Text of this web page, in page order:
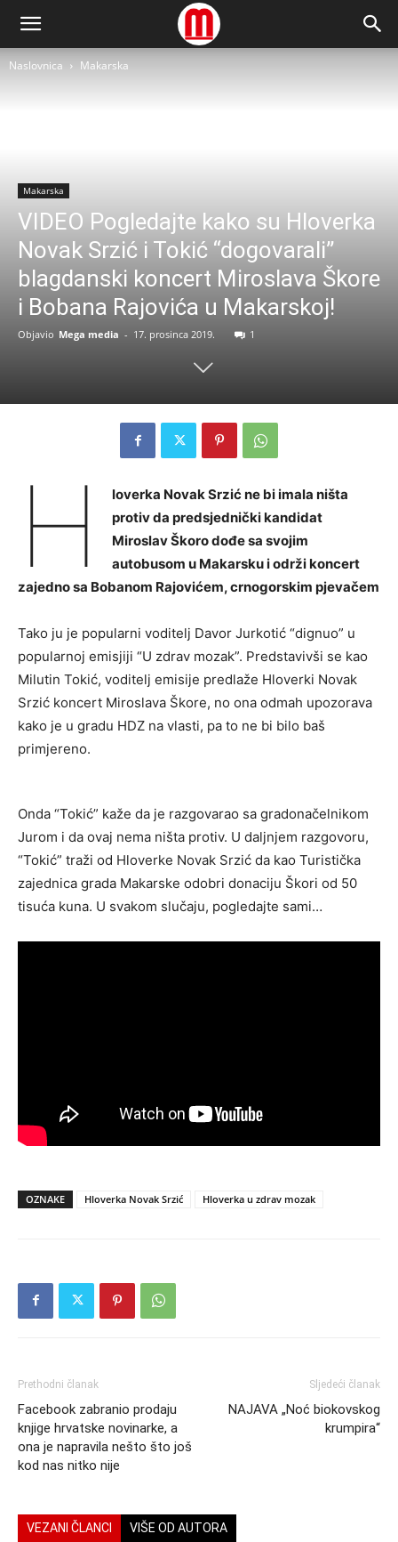
Naslovnica Makarska
Makarska
VIDEO Pogledajte kako su Hloverka
Novak Srzić i Tokić “dogovarali”
blagdanski koncert Miroslava Škore
i Bobana Rajovića u Makarskoj!
Objavio Mega media - 17. prosinca 2019. 1
H
loverka Novak Srzić ne bi imala ništa
protiv da predsjednički kandidat
Miroslav Škoro dođe sa svojim
autobusom u Makarsku i održi koncert
zajedno sa Bobanom Rajovićem, crnogorskim pjevačem
Tako ju je popularni voditelj Davor Jurkotić “dignuo” u
popularnoj emisjiji “U zdrav mozak”. Predstavivši se kao
Milutin Tokić, voditelj emisije predlaže Hloverki Novak
Srzić koncert Miroslava Škore, no ona odmah upozorava
kako je u gradu HDZ na vlasti, pa to ne bi bilo baš
primjereno.
Onda “Tokić” kaže da je razgovarao sa gradonačelnikom
Jurom i da ovaj nema ništa protiv. U daljnjem razgovoru,
“Tokić” traži od Hloverke Novak Srzić da kao Turistička
zajednica grada Makarske odobri donaciju Škori od 50
tisuća kuna. U svakom slučaju, pogledajte sami…
OZNAKE Hloverka Novak Srzić Hloverka u zdrav mozak
Prethodni članak
Facebook zabranio prodaju
knjige hrvatske novinarke, a
ona je napravila nešto što još
kod nas nitko nije
Sljedeći članak
NAJAVA „Noć biokovskog
krumpira“
VEZANI ČLANCI VIŠE OD AUTORA